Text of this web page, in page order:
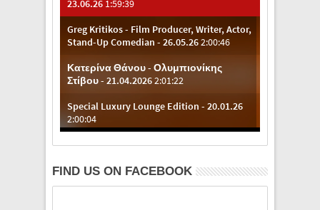
FIND US ON FACEBOOK